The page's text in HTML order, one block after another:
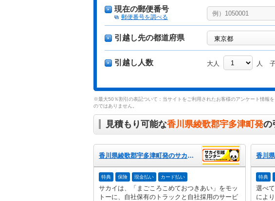
現在の郵便番号
郵便番号を調べる
引越し先の都道府県
引越し人数 大人 人
※最大50％割引の表記ついて：当サイトをご利用されたお客様のアンケート情報
のではありません。
見積もり可能な香川県綾歌郡宇多津町発の
香川県綾歌郡宇多津町発のサカイ引越センター
特典 保険 現金払い カード払い
サカイは、「まごころこめておつきあい」をモッ
トーに、自社保有のトラックと自社採用のサービ
特典
選べ
によ